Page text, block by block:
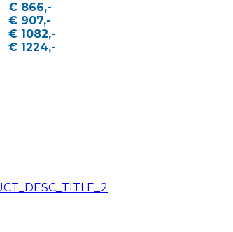
€ 866,-
€ 907,-
€ 1082,-
€ 1224,-